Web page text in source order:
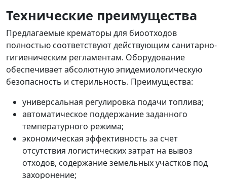
Технические преимущества
Предлагаемые крематоры для биоотходов
полностью соответствуют действующим санитарно-
гигиеническим регламентам. Оборудование
обеспечивает абсолютную эпидемиологическую
безопасность и стерильность. Преимущества:
универсальная регулировка подачи топлива;
автоматическое поддержание заданного
температурного режима;
экономическая эффективность за счет
отсутствия логистических затрат на вывоз
отходов, содержание земельных участков под
захоронение;